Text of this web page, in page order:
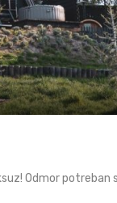
Odmor